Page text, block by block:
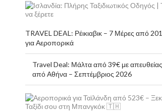
TRAVEL DEAL: Ρέικιαβικ – 7 Μέρες από
για Αεροπορικά
Travel Deal: Μάλτα από 39€ με
από Αθήνα – Σεπτέμβριος 2026